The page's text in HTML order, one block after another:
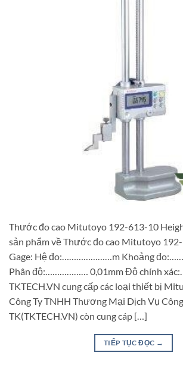
Thước đo cao Mitutoyo 192-613-10
sản phẩm về Thước đo cao Mitutoyo
Gage: Hệ đo:…………………m Khoảng
Phân độ:……………… 0,01mm Độ chính
TKTECH.VN cung cấp các loại thiết bị
Công Ty TNHH Thương Mại Dịch Vụ
TK(TKTECH.VN) còn cung cáp […]
TIẾP TỤC ĐỌC →